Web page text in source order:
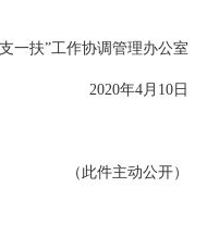
一扶”工作协调管理办公室
2020年4月10日
（此件主动公开）